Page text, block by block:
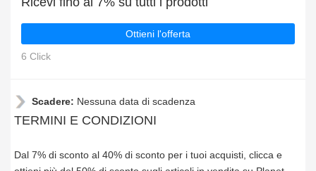
Ottieni l'offerta
6 Click
Scadere: Nessuna data di scadenza
TERMINI E CONDIZIONI
Dal 7% di sconto al 40% di sconto per i tuoi acquisti, clicca e